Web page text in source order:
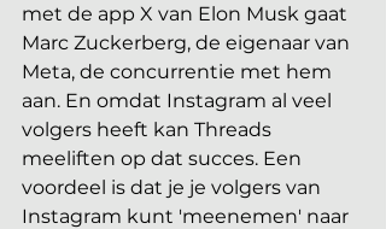
met de app X van Elon Musk gaat
Marc Zuckerberg, de eigenaar van
Meta, de concurrentie met hem
aan. En omdat Instagram al veel
volgers heeft kan Threads
meeliften op dat succes. Een
voordeel is dat je je volgers van
Instagram kunt 'meenemen' naar